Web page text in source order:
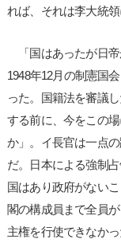
れば、それは李大統
「国はあったが日帝
1948年12月の制憲国
った。国籍法を審議
する前に、今をこの
か」。イ長官は一点
だ。日本による強制
国はあり政府がない
閣の構成員まで全員
主権を行使できなか